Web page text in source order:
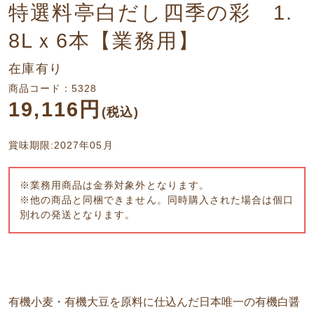
特選料亭白だし四季の彩 1.
8Lｘ6本【業務用】
在庫有り
商品コード：5328
19,116円 (税込)
賞味期限:2027年05月
※業務用商品は金券対象外となります。
※他の商品と同梱できません。同時購入された場合は個口
別れの発送となります。
有機小麦・有機大豆を原料に仕込んだ日本唯一の有機白醤